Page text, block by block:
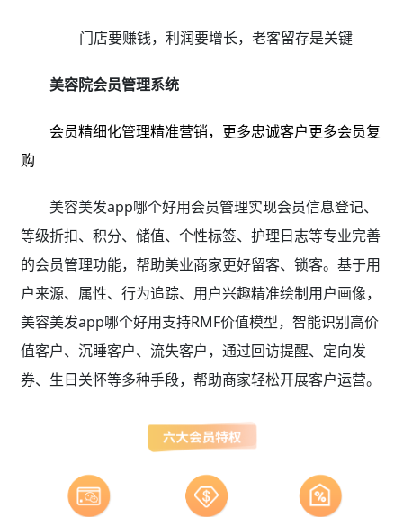
门店要赚钱，利润要增长，老客留存是关键
美容院会员管理系统
会员精细化管理精准营销，更多忠诚客户更多会员复
购
美容美发app哪个好用会员管理实现会员信息登记、
等级折扣、积分、储值、个性标签、护理日志等专业完善
的会员管理功能，帮助美业商家更好留客、锁客。基于用
户来源、属性、行为追踪、用户兴趣精准绘制用户画像，
美容美发app哪个好用支持RMF价值模型，智能识别高价
值客户、沉睡客户、流失客户，通过回访提醒、定向发
券、生日关怀等多种手段，帮助商家轻松开展客户运营。